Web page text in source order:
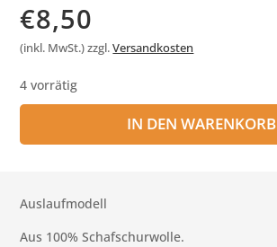
€8,50
(inkl. MwSt.) zzgl.Versandkosten
Auslaufmodell
Aus 100% Schafschurwolle.
4 vorrätig
IN DEN WARENKORB